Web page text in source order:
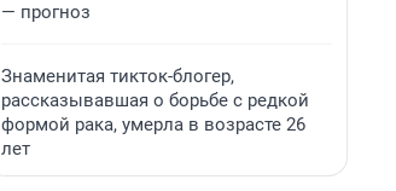
— прогноз
Знаменитая тикток-блогер,
рассказывавшая о борьбе с редкой
формой рака, умерла в возрасте 26
лет